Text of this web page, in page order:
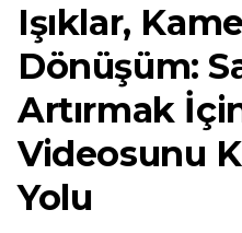
Işıklar,
Dönüşüm:
Artırmak
Videosunu
Yolu